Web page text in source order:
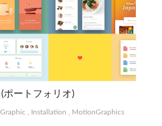
ポートフォリオ)
Graphic Installation MotionGraphics